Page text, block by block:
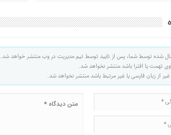
شده توسط شما، پس از تایید توسط تیم مدیریت در وب منتشر خواهد شد.
تهمت یا افترا باشد منتشر نخواهد شد.
غیر از زبان فارسی یا غیر مرتبط باشد منتشر نخواهد شد.